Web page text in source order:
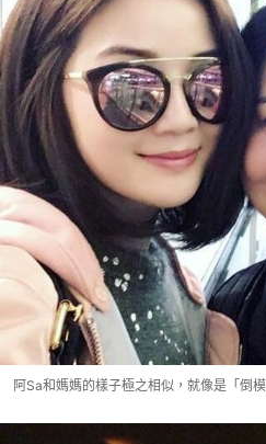
阿Sa和媽媽的樣子極之相似，就像是「倒